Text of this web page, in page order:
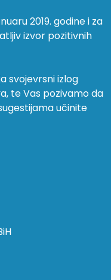
2019. godine i za
izvor pozitivnih
svojevrsni izlog
te Vas pozivamo da
učinite